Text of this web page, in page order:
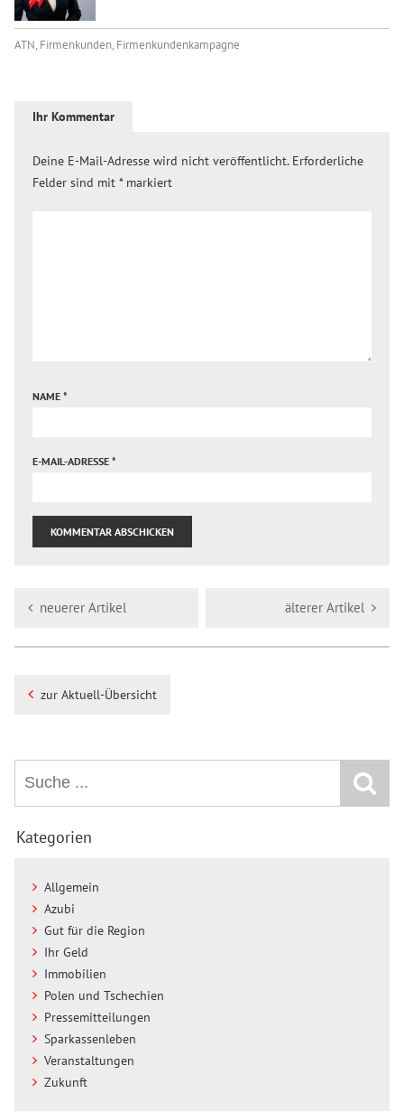
ATN, Firmenkunden, Firmenkundenkampagne
Ihr Kommentar
Deine E-Mail-Adresse wird nicht veröffentlicht. Erforderliche
Felder sind mit *markiert
NAME *
E-MAIL-ADRESSE *
neuerer Artikel älterer Artikel
zur Aktuell-Übersicht
Kategorien
Allgemein
Azubi
Gut für die Region
Ihr Geld
Immobilien
Polen und Tschechien
Pressemitteilungen
Sparkassenleben
Veranstaltungen
Zukunft